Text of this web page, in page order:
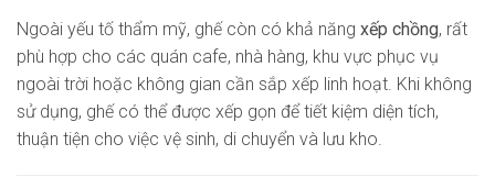
Ngoài yếu tố thẩm mỹ, ghế còn có khả năng xếp chồng, rất
phù hợp cho các quán cafe, nhà hàng, khu vực phục vụ
ngoài trời hoặc không gian cần sắp xếp linh hoạt. Khi không
sử dụng, ghế có thể được xếp gọn để tiết kiệm diện tích,
thuận tiện cho việc vệ sinh, di chuyển và lưu kho.